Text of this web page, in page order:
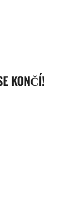
KONČÍ!